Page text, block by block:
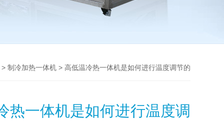
制冷加热一体机> 高低温冷热一体机是如何进行温度调节的
热一体机是如何进行温度调